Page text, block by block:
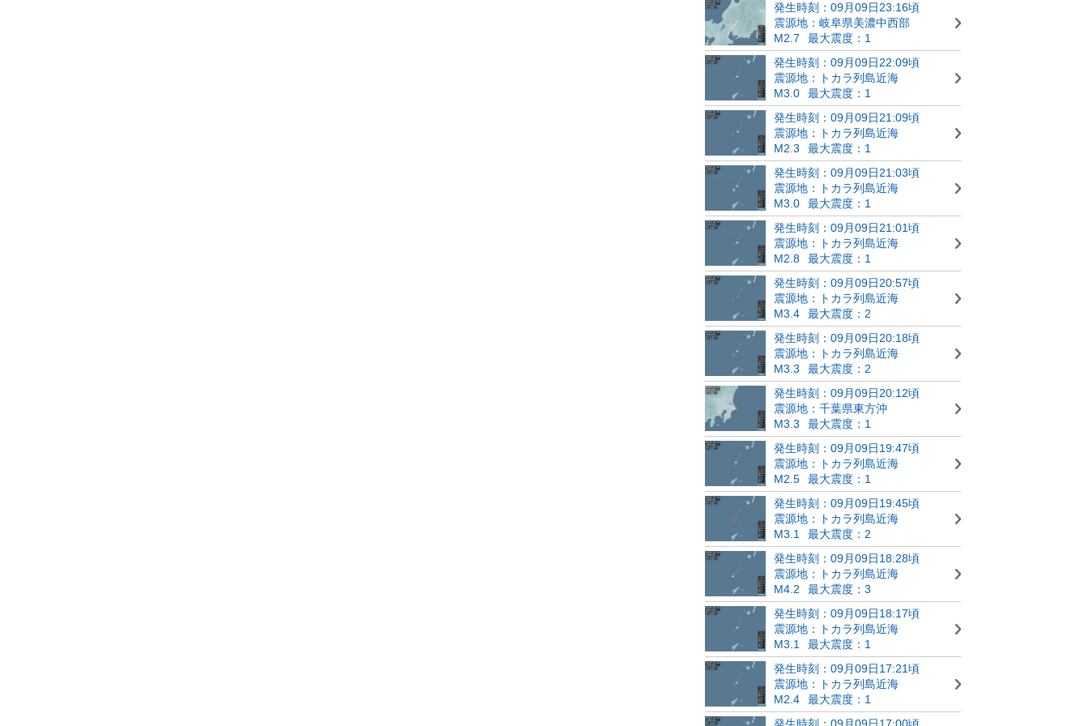
発生時刻：09月09日23:16頃
震源地：岐阜県美濃中西部
M2.7
最大震度：1
発生時刻：09月09日22:09頃
震源地：トカラ列島近海
M3.0
最大震度：1
発生時刻：09月09日21:09頃
震源地：トカラ列島近海
M2.3
最大震度：1
発生時刻：09月09日21:03頃
震源地：トカラ列島近海
M3.0
最大震度：1
発生時刻：09月09日21:01頃
震源地：トカラ列島近海
M2.8
最大震度：1
発生時刻：09月09日20:57頃
震源地：トカラ列島近海
M3.4
最大震度：2
発生時刻：09月09日20:18頃
震源地：トカラ列島近海
M3.3
最大震度：2
発生時刻：09月09日20:12頃
震源地：千葉県東方沖
M3.3
最大震度：1
発生時刻：09月09日19:47頃
震源地：トカラ列島近海
M2.5
最大震度：1
発生時刻：09月09日19:45頃
震源地：トカラ列島近海
M3.1
最大震度：2
発生時刻：09月09日18:28頃
震源地：トカラ列島近海
M4.2
最大震度：3
発生時刻：09月09日18:17頃
震源地：トカラ列島近海
M3.1
最大震度：1
発生時刻：09月09日17:21頃
震源地：トカラ列島近海
M2.4
最大震度：1
発生時刻：09月09日17:00頃